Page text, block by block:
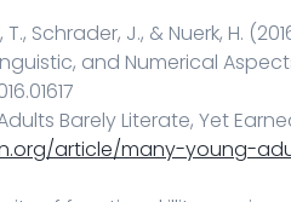
Schrader, J., & Nuerk, H.
and Numerical
Barely Literate, Yet
article/many-young-